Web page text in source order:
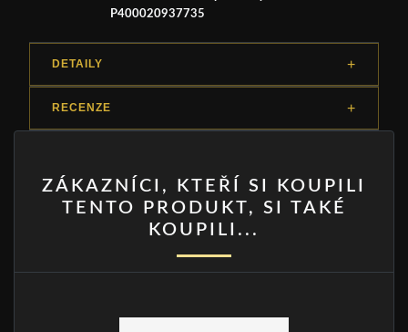
P400020937735
DETAILY
RECENZE
ZÁKAZNÍCI, KTEŘÍ SI KOUPILI
TENTO PRODUKT, SI TAKÉ
KOUPILI...